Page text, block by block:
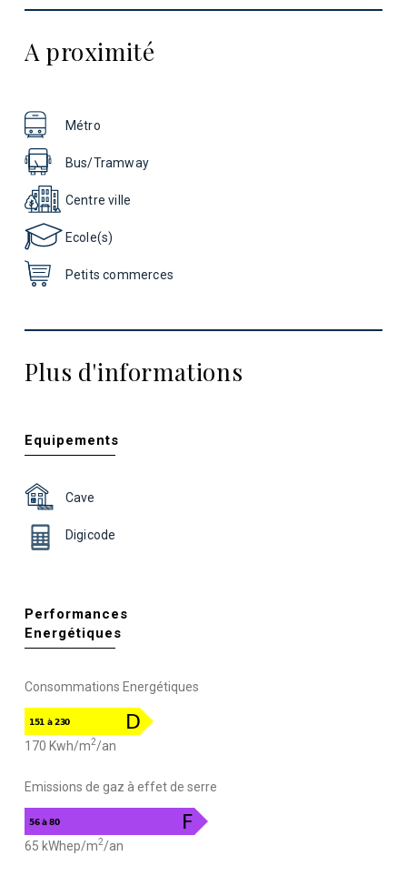
A proximité
Métro
Bus/Tramway
Centre ville
Ecole(s)
Petits commerces
Plus d'informations
Equipements
Cave
Digicode
Performances
Energétiques
Consommations Energétiques
170 Kwh/m2/an
Emissions de gaz à effet de serre
65 kWhep/m2/an